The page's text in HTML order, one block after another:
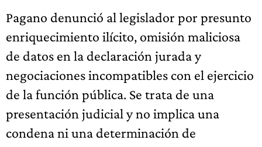
Pagano denunció al legislador por presunto
enriquecimiento ilícito, omisión maliciosa
de datos en la declaración jurada y
negociaciones incompatibles con el ejercicio
de la función pública. Se trata de una
presentación judicial y no implica una
condena ni una determinación de